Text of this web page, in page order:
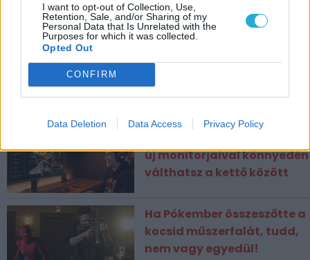
I want to opt-out of Collection, Use,
Retention, Sale, and/or Sharing of my
Personal Data that Is Unrelated with the
Purposes for which it was collected.
Opted Out
CONFIRM
Data Deletion Data Access Privacy Policy
ESPORT1 HÍREK
a Humble Choice
új monitorjaival könnyedén
válthatsz a kettő között
Ha Pókember összeszőtte a
kocsid műszerfalát, tudd,
nem vagy egyedül!